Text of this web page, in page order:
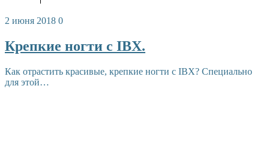
2 июня 2018 0
Крепкие ногти с IBX.
Как отрастить красивые, крепкие ногти с IBX? Специально
для этой…